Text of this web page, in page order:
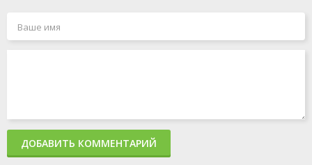
ДОБАВИТЬ КОММЕНТАРИЙ